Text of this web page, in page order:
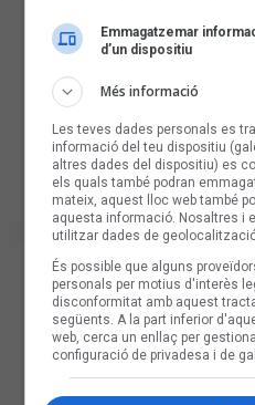
Emmagatzemar
d’un dispositiu
Més informació
Les teves dades personals es
informació del teu dispositiu
altres dades del dispositiu) es
els quals també podran
mateix, aquest lloc web també
aquesta informació. Nosaltres i
utilitzar dades de
És possible que alguns
personals per motius d'interès
disconformitat amb aquest
següents. A la part inferior
web, cerca un enllaç per
configuració de privadesa i de